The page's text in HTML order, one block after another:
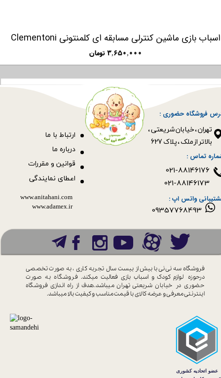
اسباب بازی ماشین کنترلی مسابقه ای کلمنتونی Clementoni
۳,۶۵۰,۰۰۰ تومان
فروشگاه حضوری :
​​​​​​​تهران ، خیابان شریعتی ،
بالاتر از ملک ، پلاک 627​​​​​​​
قوانین و مقررات
ارتباط با ما
09357768493
درباره ما
اعطای نمایندگی
www.anitahani.com
www.ada​​​​​​​mex.ir
فروشگاه سه نی نی با بیش از بیست سال تجربه کاری ، به صورت تخصصی
درحوزه لوازم کودک و اسباب بازی فعالیت میکند. فروشگاه به صورت
حضوری در خیابان شریعتی تهران میباشد.هدف از راه اندازی فروشگاه
اینترنتی معرفی و عرضه کالای باقیمت مناسب و کیفیت بالا میباشد.
تماس :
واتس اپ :